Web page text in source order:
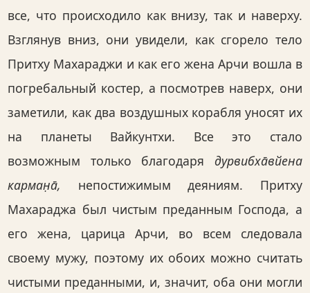
все, что происходило как внизу, так и наверху.
Взглянув вниз, они увидели, как сгорело тело
Притху Махараджи и как его жена Арчи вошла в
погребальный костер, а посмотрев наверх, они
заметили, как два воздушных корабля уносят их
на планеты Вайкунтхи. Все это стало
возможным только благодаря дурвибха̄вйена
карман̣а̄, непостижимым деяниям. Притху
Махараджа был чистым преданным Господа, а
его жена, царица Арчи, во всем следовала
своему мужу, поэтому их обоих можно считать
чистыми преданными, и, значит, оба они могли